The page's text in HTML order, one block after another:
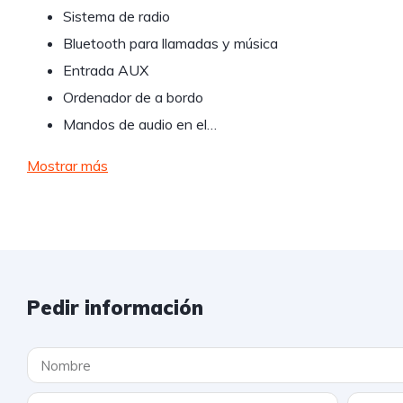
Sistema de radio
Bluetooth para llamadas y música
Entrada AUX
Ordenador de a bordo
Mandos de audio en el…
Mostrar más
Pedir información